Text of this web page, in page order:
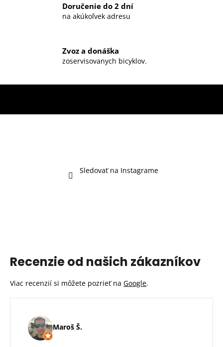
Doručenie do 2 dní
na akúkoľvek adresu
Zvoz a donáška
zoservisovanych bicyklov.
Sledovať na Instagrame
Recenzie od našich zákazníkov
Viac recenzií si môžete pozrieť na Google.
Maroš Š.